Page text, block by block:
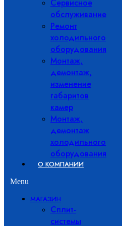
Сервисное
обслуживание
Ремонт
холодильного
оборудования
Монтаж,
демонтаж,
изменение
габаритов
камер
Монтаж,
демонтаж
холодильного
оборудования
О КОМПАНИИ
Menu
МАГАЗИН
Сплит-
системы